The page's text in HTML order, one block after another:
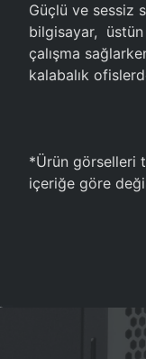
Güçlü ve sessiz
bilgisayar, üstün
çalışma
kalabalık
*Ürün görselleri
içeriğe göre